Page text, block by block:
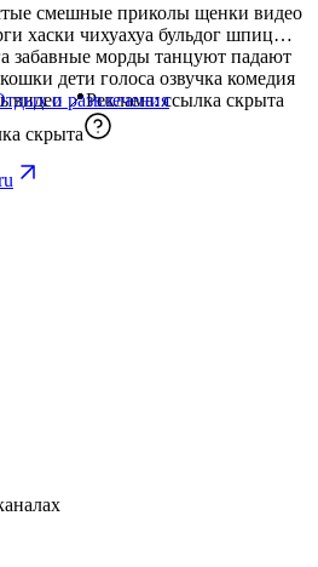
смешные приколы щенки видео
хаски чихуахуа бульдог шпиц
забавные морды танцуют падают
дети голоса озвучка комедия
видео 📍Реклама:ссылка скрыта
скрыта
и развлечения